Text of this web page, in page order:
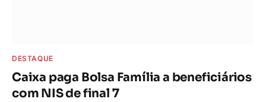
DESTAQUE
Caixa paga Bolsa Família a beneficiários
com NIS de final 7